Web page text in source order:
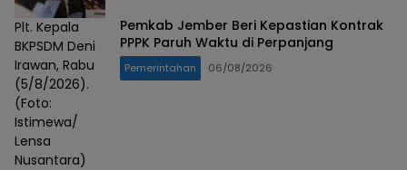
Plt. Kepala
BKPSDM Deni
Irawan, Rabu
(5/8/2026).
(Foto:
Istimewa/
Lensa
Nusantara)
Pemkab Jember Beri Kepastian Kontrak
PPPK Paruh Waktu di Perpanjang
Pemerintahan 06/08/2026